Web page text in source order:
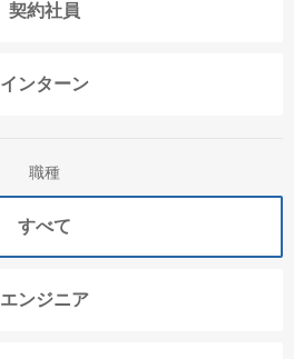
契約社員
インターン
職種
すべて
エンジニア